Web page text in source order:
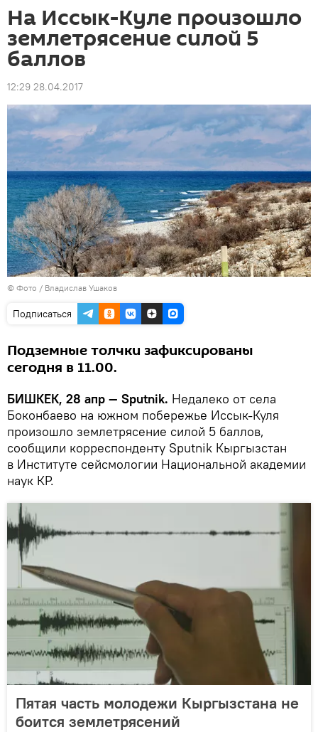
На Иссык-Куле произошло
землетрясение силой 5
баллов
12:29 28.04.2017
© Фото / Владислав Ушаков
Подписаться
Подземные толчки зафиксированы
сегодня в 11.00.
БИШКЕК, 28 апр — Sputnik. Недалеко от села
Боконбаево на южном побережье Иссык-Куля
произошло землетрясение силой 5 баллов,
сообщили корреспонденту Sputnik Кыргызстан
в Институте сейсмологии Национальной академии
наук КР.
Пятая часть молодежи Кыргызстана не
боится землетрясений